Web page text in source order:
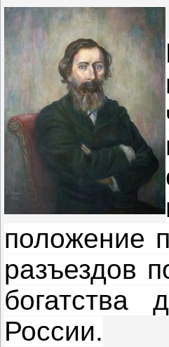
положение
разъездов
России.